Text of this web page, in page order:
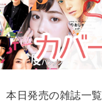
本日発売の雑誌一覧